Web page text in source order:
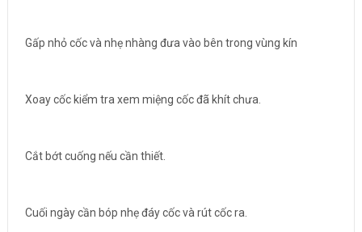
Gấp nhỏ cốc và nhẹ nhàng đưa vào bên trong vùng kín
Xoay cốc kiểm tra xem miệng cốc đã khít chưa.
Cắt bớt cuống nếu cần thiết.
Cuối ngày cần bóp nhẹ đáy cốc và rút cốc ra.